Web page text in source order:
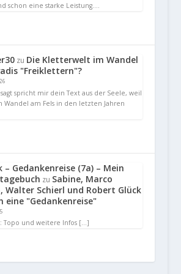
schon eine starke Leistung.…
zu Die Kletterwelt im Wandel
"Freiklettern"?
spricht mir dein Text aus der Seele, weil
Wandel am Fels in den letzten Jahren
– Gedankenreise (7a) – Mein
zu Sabine, Marco
Walter Schierl und Robert Glück
eine "Gedankenreise"
Topo und weitere Infos […]